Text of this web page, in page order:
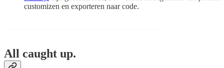
customizen en exporteren naar code.
All caught up.